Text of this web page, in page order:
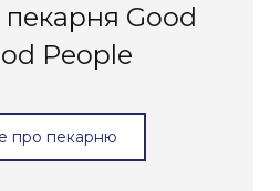
Good
People
про пекарню